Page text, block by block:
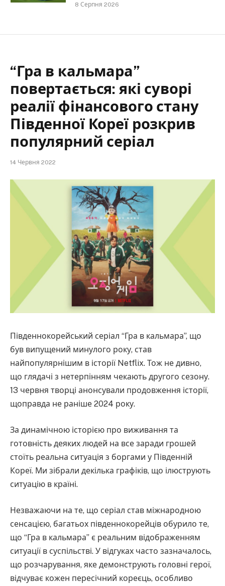
8 Серпня 2026
“Гра в кальмара”
повертається: які суворі
реалії фінансового стану
Південної Кореї розкрив
популярний серіал
14 Червня 2022
Південнокорейський серіал “Гра в кальмара”, що
був випущений минулого року, став
найпопулярнішим в історії Netflix. Тож не дивно,
що глядачі з нетерпінням чекають другого сезону.
13 червня творці анонсували продовження історії,
щоправда не раніше 2024 року.
За динамічною історією про виживання та
готовність деяких людей на все заради грошей
стоїть реальна ситуація з боргами у Південній
Кореї. Ми зібрали декілька графіків, що ілюструють
ситуацію в країні.
Незважаючи на те, що серіал став міжнародною
сенсацією, багатьох південнокорейців обурило те,
що “Гра в кальмара” є реальним відображенням
ситуації в суспільстві. У відгуках часто зазначалось,
що розчарування, яке демонструють головні герої,
відчуває кожен пересічний кореєць, особливо